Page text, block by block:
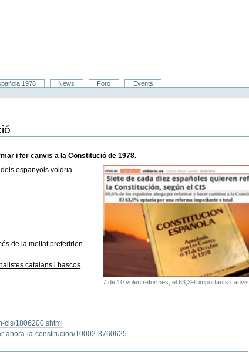
1978 News Foro
Events
i fer canvis a la Constitució de 1978.
7 de 10 volen reformes, el 63,3% importants canvis
espanyols voldria
de la meitat preferirien
catalans i bascos
cis/1806200.shtml
ahora-la-constitucion/10002-3760625